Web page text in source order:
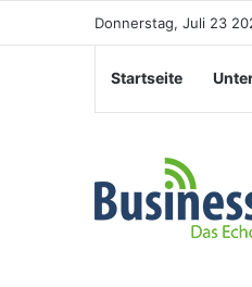
Donnerstag, Juli 23
Startseite